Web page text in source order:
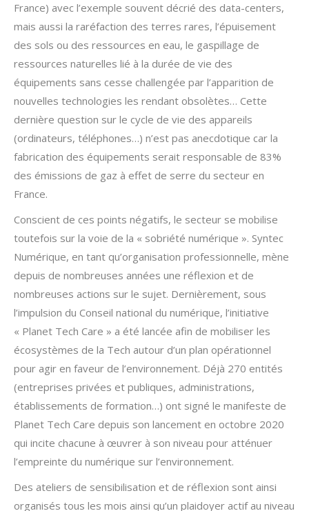
France) avec l’exemple souvent décrié des data-centers,
mais aussi la raréfaction des terres rares, l’épuisement
des sols ou des ressources en eau, le gaspillage de
ressources naturelles lié à la durée de vie des
équipements sans cesse challengée par l’apparition de
nouvelles technologies les rendant obsolètes… Cette
dernière question sur le cycle de vie des appareils
(ordinateurs, téléphones…) n’est pas anecdotique car la
fabrication des équipements serait responsable de 83%
des émissions de gaz à effet de serre du secteur en
France.
Conscient de ces points négatifs, le secteur se mobilise
toutefois sur la voie de la « sobriété numérique ». Syntec
Numérique, en tant qu’organisation professionnelle, mène
depuis de nombreuses années une réflexion et de
nombreuses actions sur le sujet. Dernièrement, sous
l’impulsion du Conseil national du numérique, l’initiative
« Planet Tech Care » a été lancée afin de mobiliser les
écosystèmes de la Tech autour d’un plan opérationnel
pour agir en faveur de l’environnement. Déjà 270 entités
(entreprises privées et publiques, administrations,
établissements de formation…) ont signé le manifeste de
Planet Tech Care depuis son lancement en octobre 2020
qui incite chacune à œuvrer à son niveau pour atténuer
l’empreinte du numérique sur l’environnement.
Des ateliers de sensibilisation et de réflexion sont ainsi
organisés tous les mois ainsi qu’un plaidoyer actif au niveau